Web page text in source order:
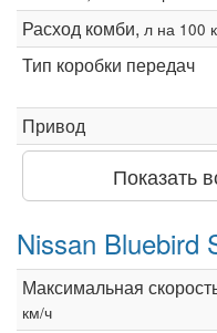
Расход комби, л на 100
Тип коробки передач
Привод
Показать
Nissan Bluebird
Максимальная
км/ч